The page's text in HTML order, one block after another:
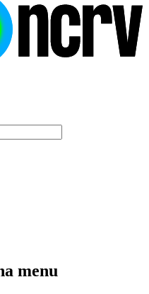
menu